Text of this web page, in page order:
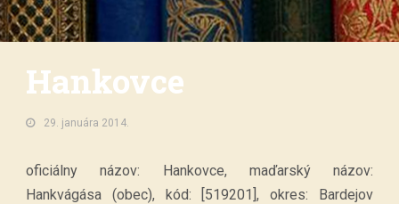
Hankovce
29. januára 2014.
oficiálny názov: Hankovce, maďarský názov:
Hankvágása (obec), kód: [519201], okres: Bardejov